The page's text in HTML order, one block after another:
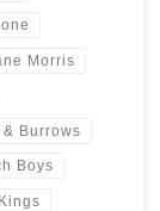
Morris
& Burrows
Boys